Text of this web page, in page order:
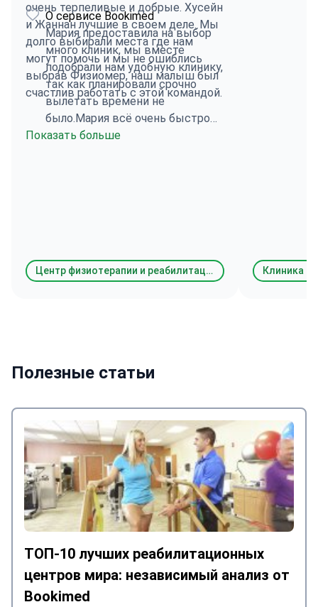
очень терпеливые и добрые. Хусейн
и Жаннан лучшие в своем деле. Мы
долго выбирали места где нам
могут помочь и мы не ошиблись
выбрав Физиомер, наш малыш был
счастлив работать с этой командой.
О сервисе Bookimed
Мария предоставила на выбор
много клиник, мы вместе
подобрали нам удобную клинику,
так как планировали срочно
вылетать времени не
было.Мария всё очень быстро
организовала. Спасибо большое!
Показать больше
Центр физиотерапии и реабилитации Физйомер (Fizyomer) Клиника
Полезные статьи
ТОП-10 лучших реабилитационных
центров мира: независимый анализ от
Bookimed